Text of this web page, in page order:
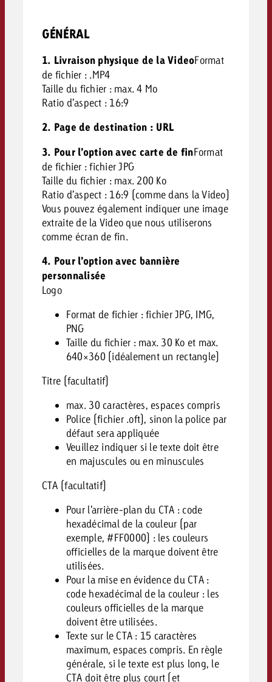
GÉNÉRAL
1. Livraison physique de la VideoFormat
de fichier : .MP4
Taille du fichier : max. 4 Mo
Ratio d’aspect : 16:9
2. Page de destination : URL
3. Pour l’option avec carte de finFormat
de fichier : fichier JPG
Taille du fichier : max. 200 Ko
Ratio d’aspect : 16:9 (comme dans la Video)
Vous pouvez également indiquer une image
extraite de la Video que nous utiliserons
comme écran de fin.
4. Pour l’option avec bannière
personnalisée
Logo
Format de fichier : fichier JPG, IMG,
PNG
Taille du fichier : max. 30 Ko et max.
640×360 (idéalement un rectangle)
Titre (facultatif)
max. 30 caractères, espaces compris
Police (fichier .oft), sinon la police par
défaut sera appliquée
Veuillez indiquer si le texte doit être
en majuscules ou en minuscules
CTA (facultatif)
Pour l’arrière-plan du CTA : code
hexadécimal de la couleur (par
exemple, #FF0000) : les couleurs
officielles de la marque doivent être
utilisées.
Pour la mise en évidence du CTA :
code hexadécimal de la couleur : les
couleurs officielles de la marque
doivent être utilisées.
Texte sur le CTA : 15 caractères
maximum, espaces compris. En règle
générale, si le texte est plus long, le
CTA doit être plus court (et